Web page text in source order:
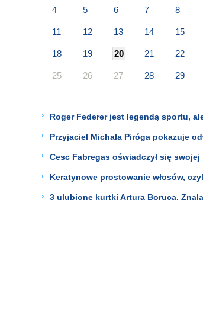
4 5 6 7 8
11 12 13 14 15
18 19 20 21 22
25 26 27 28 29
Roger Federer jest legendą sportu,
Przyjaciel Michała Piróga pokazuje
Cesc Fabregas oświadczył się
Keratynowe prostowanie włosów,
3 ulubione kurtki Artura Boruca.